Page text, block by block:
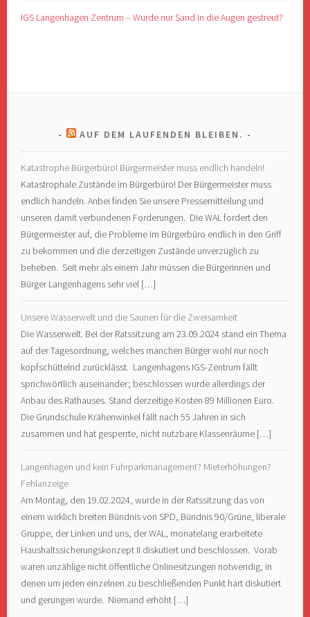
IGS Langenhagen Zentrum – Wurde nur Sand in die Augen gestreut?
AUF DEM LAUFENDEN BLEIBEN.
Katastrophe Bürgerbüro! Bürgermeister muss endlich handeln!
Katastrophale Zustände im Bürgerbüro! Der Bürgermeister muss
endlich handeln. Anbei finden Sie unsere Pressemitteilung und
unseren damit verbundenen Forderungen. Die WAL fordert den
Bürgermeister auf, die Probleme im Bürgerbüro endlich in den Griff
zu bekommen und die derzeitigen Zustände unverzüglich zu
beheben. Seit mehr als einem Jahr müssen die Bürgerinnen und
Bürger Langenhagens sehr viel […]
Unsere Wasserwelt und die Saunen für die Zweisamkeit
Die Wasserwelt. Bei der Ratssitzung am 23.09.2024 stand ein Thema
auf der Tagesordnung, welches manchen Bürger wohl nur noch
kopfschüttelnd zurücklässt. Langenhagens IGS-Zentrum fällt
sprichwörtlich auseinander; beschlossen wurde allerdings der
Anbau des Rathauses. Stand derzeitige Kosten 89 Millionen Euro.
Die Grundschule Krähenwinkel fällt nach 55 Jahren in sich
zusammen und hat gesperrte, nicht nutzbare Klassenräume […]
Langenhagen und kein Fuhrparkmanagement? Mieterhöhungen?
Fehlanzeige
Am Montag, den 19.02.2024, wurde in der Ratssitzung das von
einem wirklich breiten Bündnis von SPD, Bündnis 90/Grüne, liberale
Gruppe, der Linken und uns, der WAL, monatelang erarbeitete
Haushaltssicherungskonzept II diskutiert und beschlossen. Vorab
waren unzählige nicht öffentliche Onlinesitzungen notwendig, in
denen um jeden einzelnen zu beschließenden Punkt hart diskutiert
und gerungen wurde. Niemand erhöht […]